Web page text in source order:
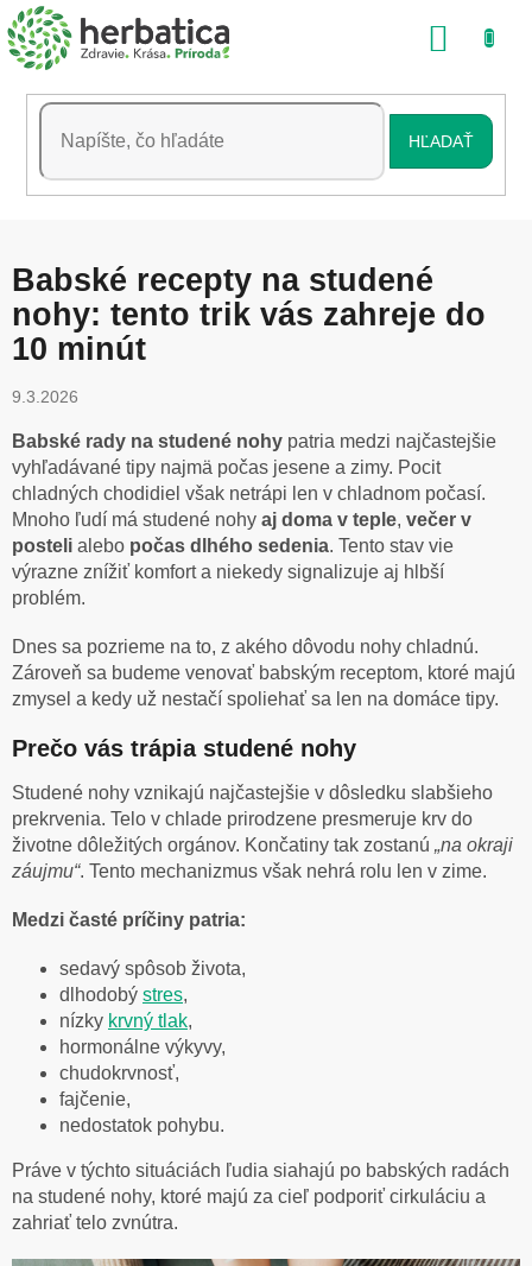
Prejsť
na
obsah
HĽADAŤ
Babské recepty na studené
nohy: tento trik vás zahreje do
10 minút
9.3.2026
Babské rady na studené nohy patria medzi najčastejšie
vyhľadávané tipy najmä počas jesene a zimy. Pocit
chladných chodidiel však netrápi len v chladnom počasí.
Mnoho ľudí má studené nohy aj doma v teple, večer v
posteli alebo počas dlhého sedenia. Tento stav vie
výrazne znížiť komfort a niekedy signalizuje aj hlbší
problém.
Dnes sa pozrieme na to, z akého dôvodu nohy chladnú.
Zároveň sa budeme venovať babským receptom, ktoré majú
zmysel a kedy už nestačí spoliehať sa len na domáce tipy.
Prečo vás trápia studené nohy
Studené nohy vznikajú najčastejšie v dôsledku slabšieho
prekrvenia. Telo v chlade prirodzene presmeruje krv do
životne dôležitých orgánov. Končatiny tak zostanú „na okraji
záujmu“. Tento mechanizmus však nehrá rolu len v zime.
Medzi časté príčiny patria:
sedavý spôsob života,
dlhodobý stres,
nízky krvný tlak,
hormonálne výkyvy,
chudokrvnosť,
fajčenie,
nedostatok pohybu.
Práve v týchto situáciách ľudia siahajú po babských radách
na studené nohy, ktoré majú za cieľ podporiť cirkuláciu a
zahriať telo zvnútra.